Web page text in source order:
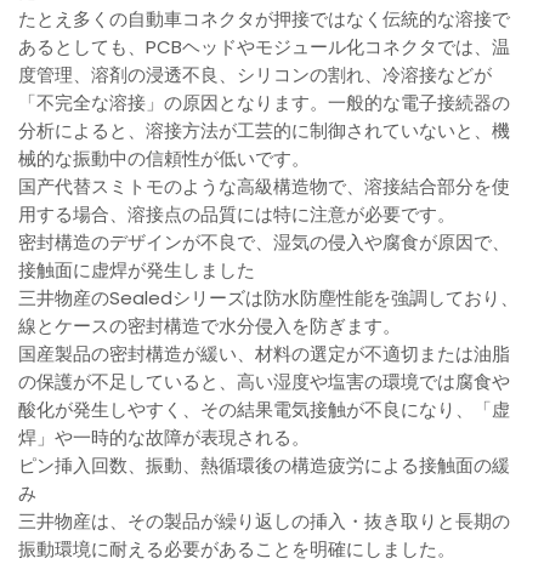
たとえ多くの自動車コネクタが押接ではなく伝統的な溶接で
あるとしても、PCBヘッドやモジュール化コネクタでは、温
度管理、溶剤の浸透不良、シリコンの割れ、冷溶接などが
「不完全な溶接」の原因となります。一般的な電子接続器の
分析によると、溶接方法が工芸的に制御されていないと、機
械的な振動中の信頼性が低いです。
国产代替スミトモのような高級構造物で、溶接結合部分を使
用する場合、溶接点の品質には特に注意が必要です。
密封構造のデザインが不良で、湿気の侵入や腐食が原因で、
接触面に虚焊が発生しました
三井物産のSealedシリーズは防水防塵性能を強調しており、
線とケースの密封構造で水分侵入を防ぎます。
国産製品の密封構造が緩い、材料の選定が不適切または油脂
の保護が不足していると、高い湿度や塩害の環境では腐食や
酸化が発生しやすく、その結果電気接触が不良になり、「虚
焊」や一時的な故障が表現される。
ピン挿入回数、振動、熱循環後の構造疲労による接触面の緩
み
三井物産は、その製品が繰り返しの挿入・抜き取りと長期の
振動環境に耐える必要があることを明確にしました。